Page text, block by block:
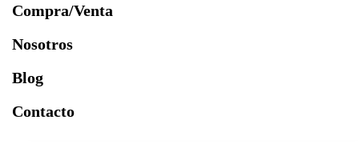
Compra/Venta
Nosotros
Blog
Contacto